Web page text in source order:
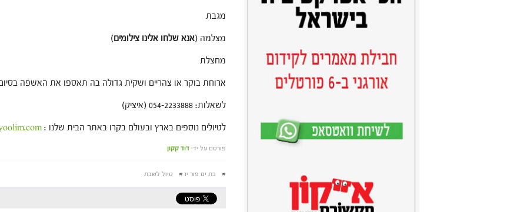
מגבת
מצלמה (אנא שלחו אלינו צילומים)
מחצלת
ארוחת בוקר או צהריים ושקית גדולה בה תאספו את האשפה
לשאלות: 054-2233888 (איציק)
לטיולים נוספים בארץ ובעולם בקרו באתר הבית שלנו :
פורסם על ידי דוד קקון
# בת ים פור יו # טיול לשבת